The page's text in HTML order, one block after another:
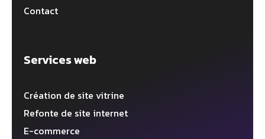
Contact
Services web
Création de site vitrine
Refonte de site internet
E-commerce